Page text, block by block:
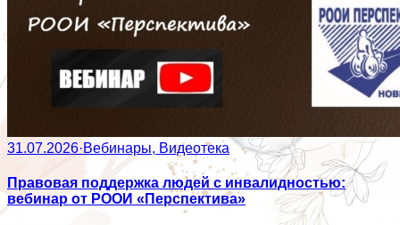
31.07.2026·Вебинары, Видеотека
Правовая поддержка людей с инвалидностью:
вебинар от РООИ «Перспектива»